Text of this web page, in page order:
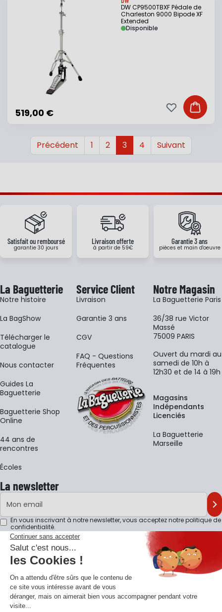
DW CP9500TBXF Pédale de
Charleston 9000 Bipode XF
Extended
519,00 €
Disponible
Ajouter
Ajouter à ma
Précédent 1 2 3 4 Suivant
Satisfait ou remboursé
garantie 30 jours
Livraison offerte
à partir de 59€
Garantie 3 ans
pièces et main d'oeuvre
La Baguetterie
Notre histoire
La BagShow
​Télécharger le
catalogue
Nous contacter
Guides La
Baguetterie
Baguetterie Shop
Online
44 ans de
rencontres
Écoles
Service Client
Livraison
Garantie 3 ans
CGV
FAQ - Questions
Fréquentes
Notre Magasin
La Baguetterie Paris
36/38 rue Victor
Massé
75009 PARIS
Ouvert du mardi au
samedi de 10h à
12h30 et de 14 à 19h
Magasins
Indépendants
Licenciés
La Baguetterie
Marseille
La newsletter
Adresse e-mail
En vous inscrivant à notre newsletter, vous acceptez notrepolitique de
confidentialité.
Retrouvons-nous sur